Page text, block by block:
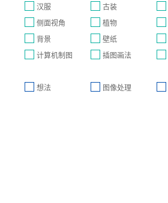
汉服 古装
侧面视角 植物
背景 壁纸
计算机制图 插图画法
想法 图像处理